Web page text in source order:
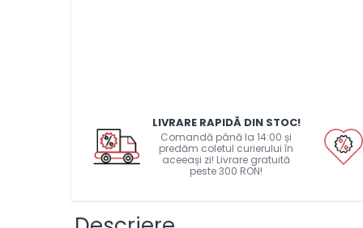
LIVRARE RAPIDĂ DIN STOC!
Comandă până la 14:00 și
predăm coletul curierului în
aceeași zi! Livrare gratuită
peste 300 RON!